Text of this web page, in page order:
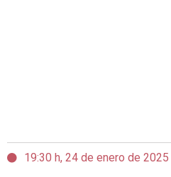
19:30 h, 24 de enero de 2025